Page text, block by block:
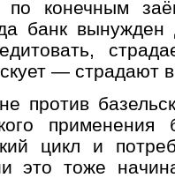
по конечным
банк
— страдают
против
цикл и
это тоже